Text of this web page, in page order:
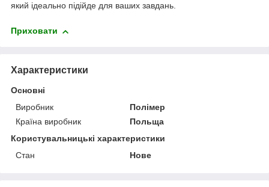
який ідеально підійде для ваших завдань.
Приховати
Характеристики
Основні
Виробник
Полімер
Країна виробник
Польща
Користувальницькі характеристики
Стан
Нове